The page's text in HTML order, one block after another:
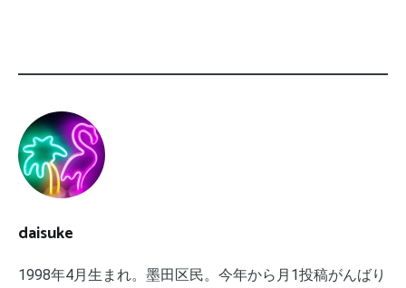
daisuke
1998年4月生まれ。墨田区民。今年から月1投稿がんばり